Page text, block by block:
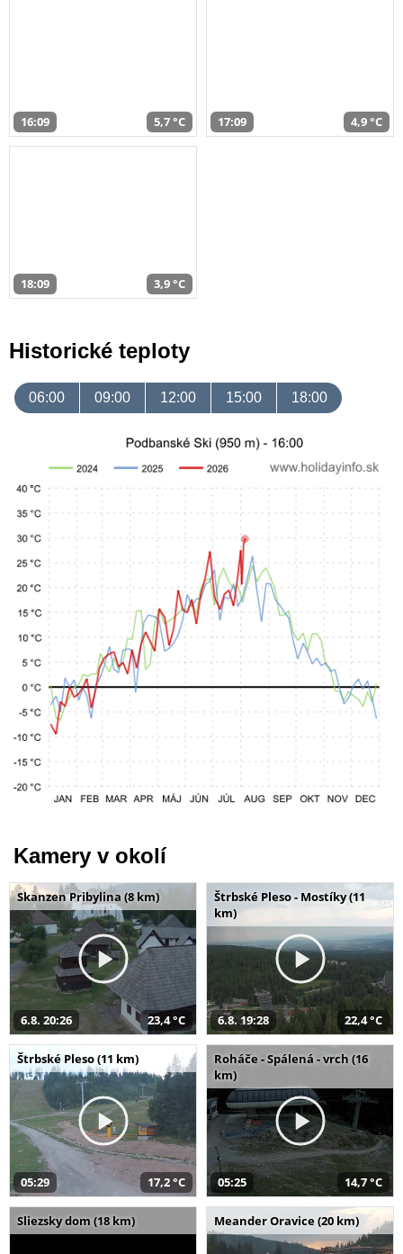
16:09 5,7 °C 17:09 4,9 °C
18:09 3,9 °C
Historické teploty
06:00 09:00 12:00 15:00 18:00
Kamery v okolí
Skanzen Pribylina (8 km)
6.8. 20:26 23,4 °C
Štrbské Pleso - Mostíky (11
km)
6.8. 19:28 22,4 °C
Štrbské Pleso (11 km)
05:29 17,2 °C
Roháče - Spálená - vrch (16
km)
05:25 14,7 °C
Sliezsky dom (18 km) Meander Oravice (20 km)